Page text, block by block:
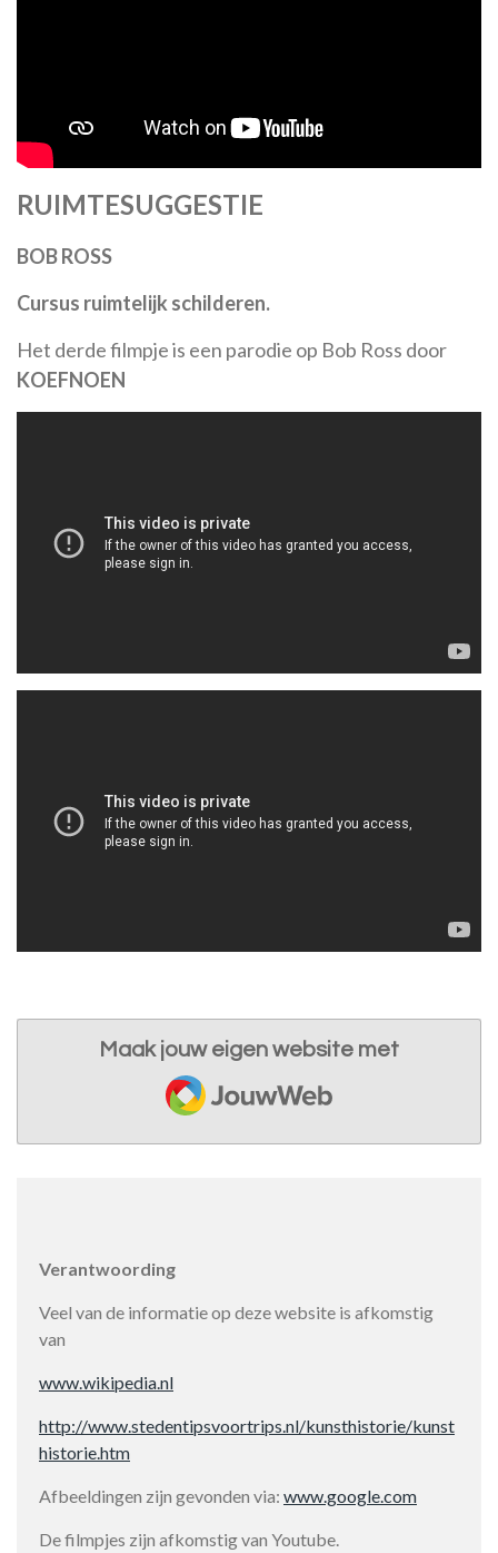
RUIMTESUGGESTIE
BOB ROSS
Cursus ruimtelijk schilderen.
Het derde filmpje is een parodie op Bob Ross door
KOEFNOEN
Maak jouw eigen website met
JouwWeb
Verantwoording
Veel van de informatie op deze website is afkomstig
van
www.wikipedia.nl
http://www.stedentipsvoortrips.nl/kunsthistorie/kunst
historie.htm
Afbeeldingen zijn gevonden via: www.google.com
De filmpjes zijn afkomstig van Youtube.